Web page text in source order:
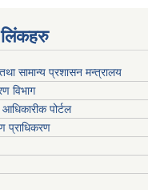
लिंकहरु
सामान्य प्रशासन मन्त्रालय
विभाग
पोर्टल
प्राधिकरण